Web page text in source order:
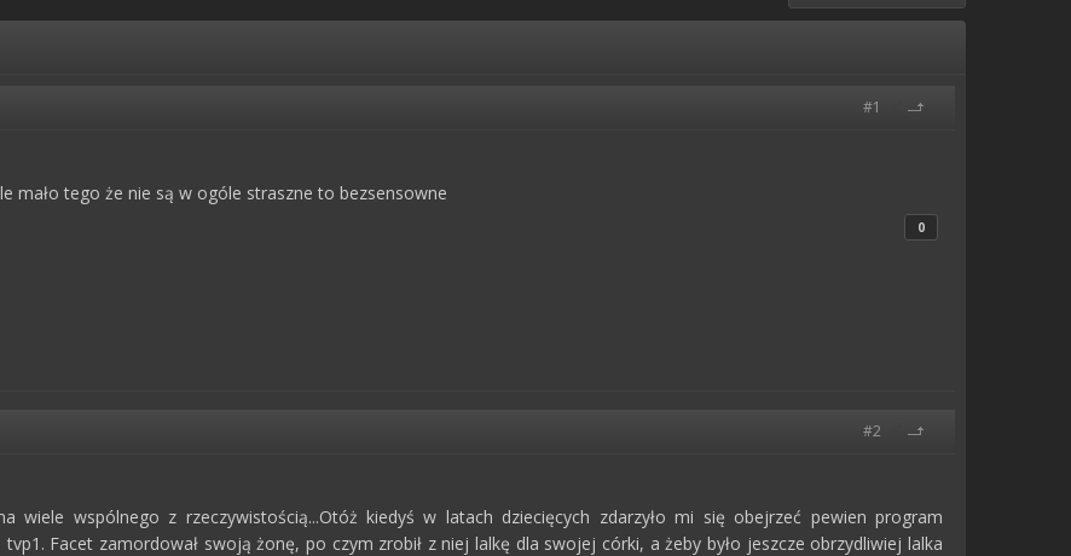
#1
mało tego że nie są w ogóle straszne to bezsensowne
0
#2
wiele wspólnego z rzeczywistością...Otóż kiedyś w latach dziecięcych zdarzyło mi się obejrzeć pewien program
Facet zamordował swoją żonę, po czym zrobił z niej lalkę dla swojej córki, a żeby było jeszcze obrzydliwiej lalka